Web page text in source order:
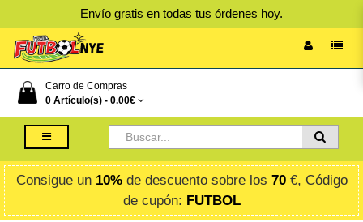
Envío gratis en todas tus órdenes hoy.
Carro de Compras
0 Artículo(s) - 0.00€
Consigue un 10%de descuento sobre los 70€, Código
de cupón: FUTBOL